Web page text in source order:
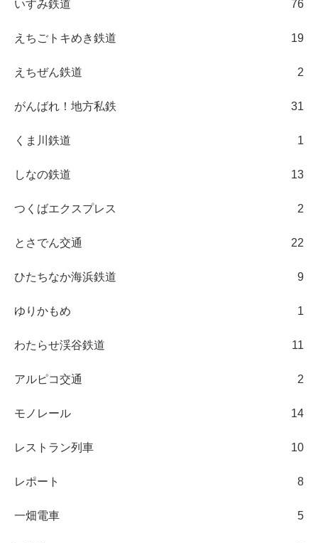
いすみ鉄道 76
えちごトキめき鉄道 19
えちぜん鉄道 2
がんばれ！地方私鉄 31
くま川鉄道 1
しなの鉄道 13
つくばエクスプレス 2
とさでん交通 22
ひたちなか海浜鉄道 9
ゆりかもめ 1
わたらせ渓谷鉄道 11
アルピコ交通 2
モノレール 14
レストラン列車 10
レポート 8
一畑電車 5